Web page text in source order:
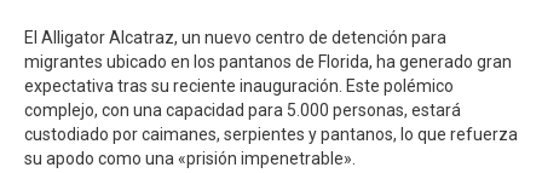
El Alligator Alcatraz, un nuevo centro de detención para
migrantes ubicado en los pantanos de Florida, ha generado gran
expectativa tras su reciente inauguración. Este polémico
complejo, con una capacidad para 5.000 personas, estará
custodiado por caimanes, serpientes y pantanos, lo que refuerza
su apodo como una «prisión impenetrable».